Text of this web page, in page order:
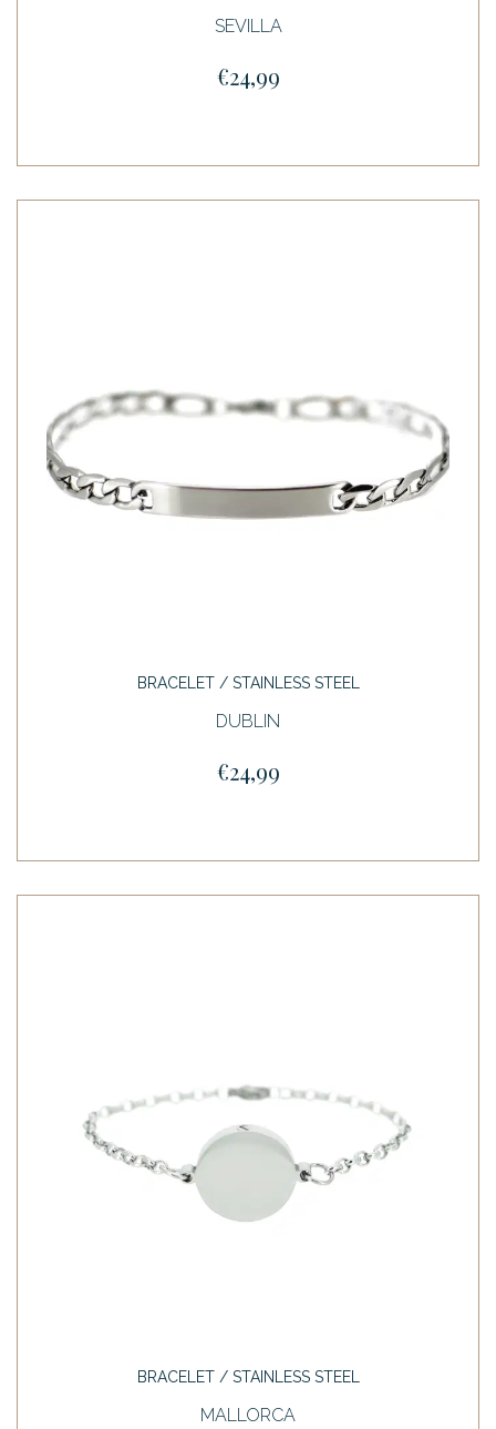
SEVILLA
€24,99
BRACELET / STAINLESS STEEL
DUBLIN
€24,99
BRACELET / STAINLESS STEEL
MALLORCA